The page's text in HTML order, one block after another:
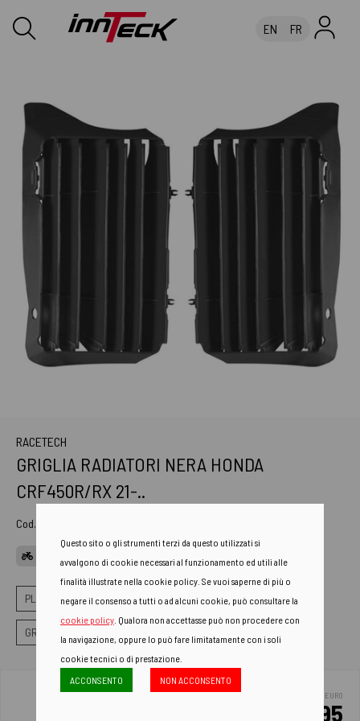
EN FR
RACETECH
GRIGLIA RADIATORI NERA HONDA
CRF450R/RX 21-..
Cod. Art.
PLASTICHE GRIGLIA RADIATORE
GRIGLIA RADIATORE MAGGIORATA
EURO
38.95
Questo sito o gli strumenti terzi da questo utilizzati si
avvalgono di cookie necessari al funzionamento ed utili alle
finalità illustrate nella cookie policy. Se vuoi saperne di più o
negare il consenso a tutti o ad alcuni cookie, può consultare la
cookie policy . Qualora non accettasse può non procedere con
la navigazione, oppure lo può fare limitatamente con i soli
cookie tecnici o di prestazione.
ACCONSENTO
NON ACCONSENTO